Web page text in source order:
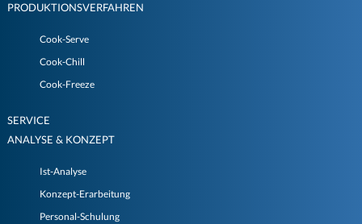
PRODUKTIONSVERFAHREN
Cook-Serve
Cook-Chill
Cook-Freeze
SERVICE
ANALYSE & KONZEPT
Ist-Analyse
Konzept-Erarbeitung
Personal-Schulung